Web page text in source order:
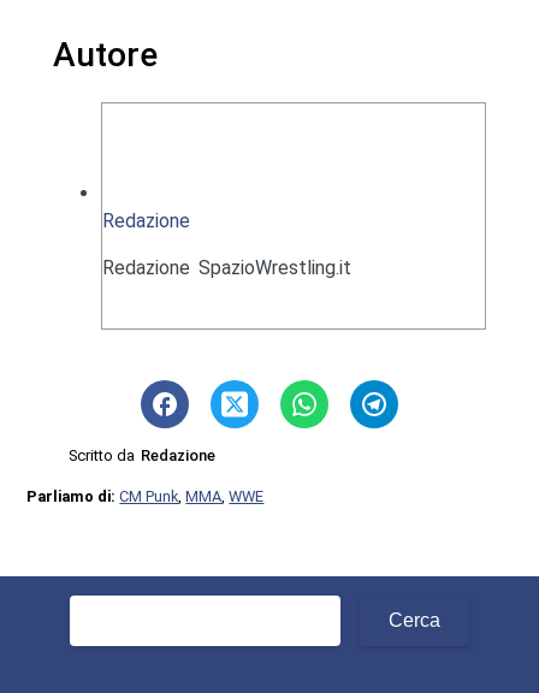
Autore
Redazione
Redazione SpazioWrestling.it
Scritto da Redazione
Parliamo di:CM Punk,MMA,WWE
Ricerca